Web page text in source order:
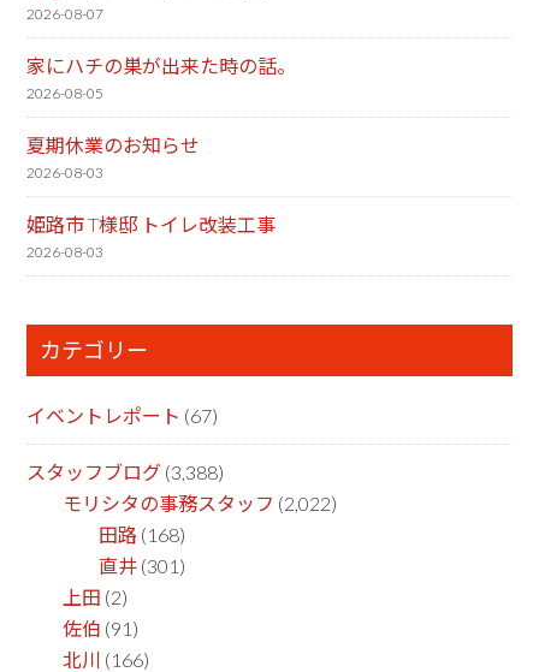
2026-08-07
家にハチの巣が出来た時の話。
2026-08-05
夏期休業のお知らせ
2026-08-03
姫路市 T様邸 トイレ改装工事
2026-08-03
カテゴリー
イベントレポート (67)
スタッフブログ (3,388)
モリシタの事務スタッフ (2,022)
田路 (168)
直井 (301)
上田 (2)
佐伯 (91)
北川 (166)